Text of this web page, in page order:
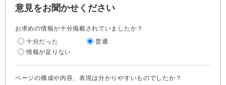
意見をお聞かせください
お求めの情報が十分掲載されていましたか？
十分だった
普通
情報が足りない
ページの構成や内容、表現は分かりやすいものでしたか？